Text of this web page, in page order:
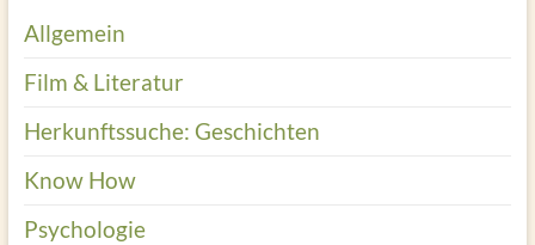
Allgemein
Film & Literatur
Herkunftssuche: Geschichten
Know How
Psychologie